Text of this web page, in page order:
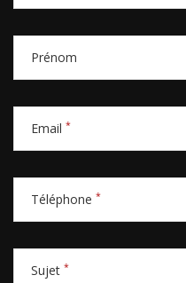
Prénom
Email *
Téléphone *
Sujet *